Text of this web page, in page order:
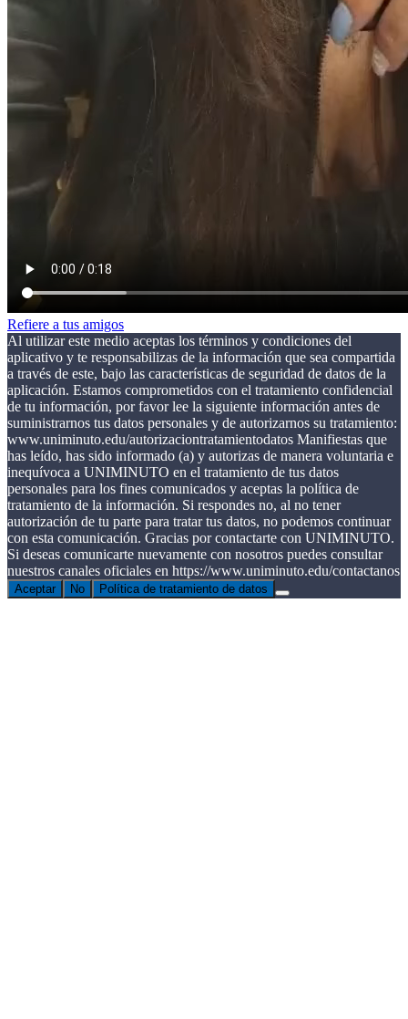
Refiere a tus amigos
Al utilizar este medio aceptas los términos y condiciones del
aplicativo y te responsabilizas de la información que sea compartida
a través de este, bajo las características de seguridad de datos de la
aplicación. Estamos comprometidos con el tratamiento confidencial
de tu información, por favor lee la siguiente información antes de
suministrarnos tus datos personales y de autorizarnos su tratamiento:
www.uniminuto.edu/autorizaciontratamientodatos Manifiestas que
has leído, has sido informado (a) y autorizas de manera voluntaria e
inequívoca a UNIMINUTO en el tratamiento de tus datos
personales para los fines comunicados y aceptas la política de
tratamiento de la información. Si respondes no, al no tener
autorización de tu parte para tratar tus datos, no podemos continuar
con esta comunicación. Gracias por contactarte con UNIMINUTO.
Si deseas comunicarte nuevamente con nosotros puedes consultar
nuestros canales oficiales en https://www.uniminuto.edu/contactanos
Aceptar No Política de tratamiento de datos